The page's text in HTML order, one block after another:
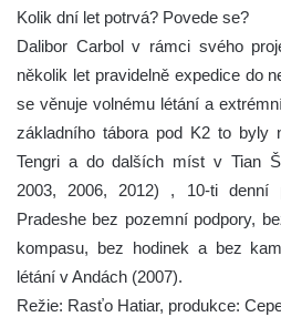
Kolik dní let potrvá? Povede se?
Dalibor Carbol v rámci svého
několik let pravidelně expedice do
se věnuje volnému létání a
základního tábora pod K2 to byly
Tengri a do dalších míst v Tian
2003, 2006, 2012) , 10-ti denní
Pradeshe bez pozemní podpory,
kompasu, bez hodinek a bez
létání v Andách (2007).
Režie: Rasťo Hatiar, produkce: